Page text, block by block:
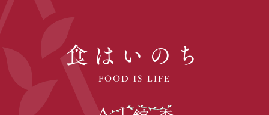
食はいのち
FOOD IS LIFE